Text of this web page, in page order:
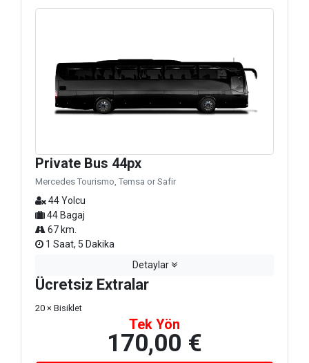
Private Bus 44px
Mercedes Tourismo, Temsa or Safir
44 Yolcu
44 Bagaj
67 km.
1 Saat, 5 Dakika
Detaylar
Ücretsiz Extralar
20 × Bisiklet
Tek Yön
170,00 €